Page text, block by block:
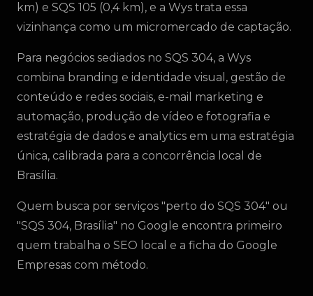
km) e SQS 105 (0,4 km), e a Wys trata essa
vizinhança como um micromercado de captação.
Para negócios sediados no SQS 304, a Wys
combina branding e identidade visual, gestão de
conteúdo e redes sociais, e-mail marketing e
automação, produção de vídeo e fotografia e
estratégia de dados e analytics em uma estratégia
única, calibrada para a concorrência local de
Brasília.
Quem busca por serviços "perto do SQS 304" ou
"SQS 304, Brasília" no Google encontra primeiro
quem trabalha o SEO local e a ficha do Google
Empresas com método.